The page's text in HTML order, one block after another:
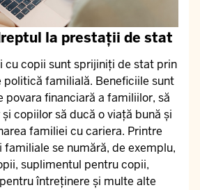
la prestații de stat
cu copii sunt sprijiniți de stat prin
politică familială. Beneficiile sunt
povara financiară a familiilor, să
copiilor să ducă o viață bună și
familiei cu cariera. Printre
se numără, de exemplu,
suplimentul pentru copii,
întreținere și multe alte